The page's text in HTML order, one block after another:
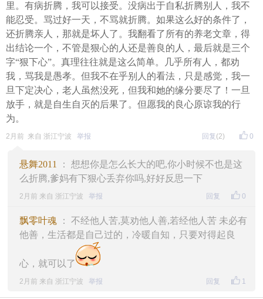
里。有病折腾，我可以接受。没病出于自私折腾别人，我不
能忍受。骂过好一天，不骂就折腾。如果这么好的条件了，
还折腾亲人，那就是坏人了。我翻看了所有的养老文章，得
出结论一个，不管是狠心的人还是善良的人，最后就是三个
字“狠下心”。真理往往就是这么简单。几乎所有人，都劝
我，骂我是愚孝。但我不在乎别人的看法，只是感觉，我一
旦下定决心，老人虽然没死，但我和她的缘分要尽了！一旦
放手，就是自生自灭的后果了。但愿我的良心原谅我的行
为。
0
2月前 来自 浙江宁波 举报 回复 (2)
悬舞2011
： 想想你是怎么长大的吧,你小时候不也是这
么折腾,爹妈有下狠心丢弃你吗,好好反思一下
0
2月前 来自 浙江宁波 举报 回复
飘零叶魂 ： 不经他人苦,莫劝他人善,若经他人苦 未必有
他善，生活都是自己过的，冷暖自知，只要对得起良
心，就可以了
1
2月前 来自 浙江宁波 举报 回复